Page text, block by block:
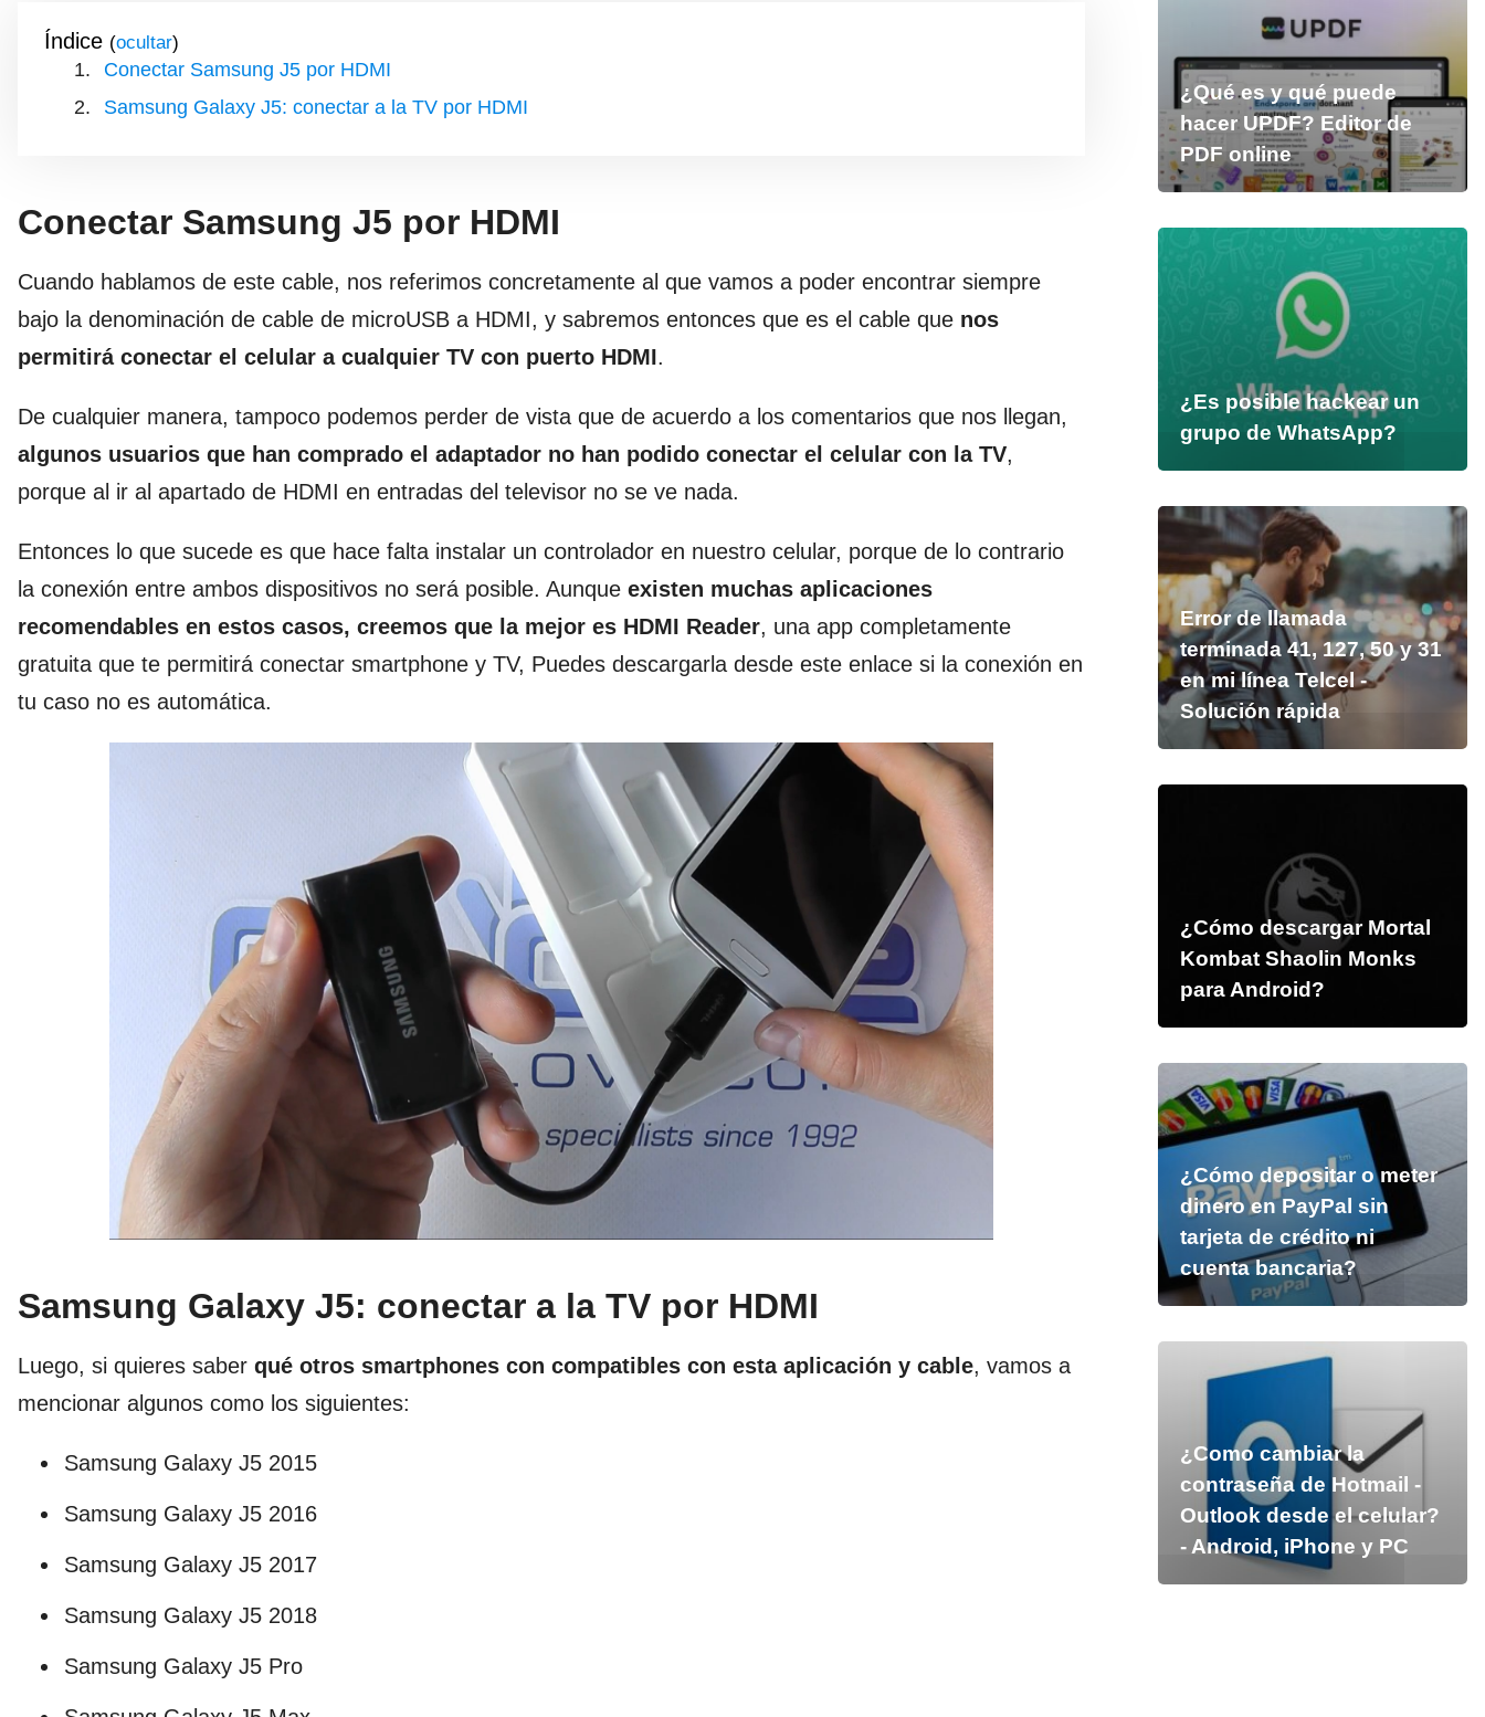
Índice ( )
Conectar Samsung J5 por HDMI
Samsung Galaxy J5: conectar a la TV por HDMI
Conectar Samsung J5 por HDMI
Cuando hablamos de este cable, nos referimos concretamente al que vamos a poder encontrar siempre
bajo la denominación de cable de microUSB a HDMI, y sabremos entonces que es el cable que nos
permitirá conectar el celular a cualquier TV con puerto HDMI.
De cualquier manera, tampoco podemos perder de vista que de acuerdo a los comentarios que nos llegan,
algunos usuarios que han comprado el adaptador no han podido conectar el celular con la TV,
porque al ir al apartado de HDMI en entradas del televisor no se ve nada.
Entonces lo que sucede es que hace falta instalar un controlador en nuestro celular, porque de lo contrario
la conexión entre ambos dispositivos no será posible. Aunque existen muchas aplicaciones
recomendables en estos casos, creemos que la mejor es HDMI Reader, una app completamente
gratuita que te permitirá conectar smartphone y TV, Puedes descargarla desde este enlace si la conexión en
tu caso no es automática.
Samsung Galaxy J5: conectar a la TV por HDMI
Luego, si quieres saber qué otros smartphones con compatibles con esta aplicación y cable, vamos a
mencionar algunos como los siguientes:
Samsung Galaxy J5 2015
Samsung Galaxy J5 2016
Samsung Galaxy J5 2017
Samsung Galaxy J5 2018
Samsung Galaxy J5 Pro
¿Qué es y qué puede
hacer UPDF? Editor de
PDF online
¿Es posible hackear un
grupo de WhatsApp?
Error de llamada
terminada 41, 127, 50 y 31
en mi línea Telcel -
Solución rápida
¿Cómo descargar Mortal
Kombat Shaolin Monks
para Android?
¿Cómo depositar o meter
dinero en PayPal sin
tarjeta de crédito ni
cuenta bancaria?
¿Como cambiar la
contraseña de Hotmail -
Outlook desde el celular?
- Android, iPhone y PC